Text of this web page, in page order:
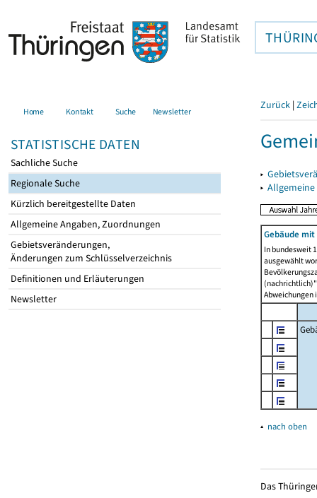
Home Kontakt Suche Newsletter
STATISTISCHE DATEN
Sachliche Suche
Regionale Suche
Kürzlich bereitgestellte Daten
Allgemeine Angaben, Zuordnungen
Gebietsveränderungen,
Änderungen zum Schlüsselverzeichnis
Definitionen und Erläuterungen
Newsletter
Zurück |
▸
▸
Gebäude
In bundesweit
ausgewählt
Abweichungen
▴ nach oben
Das